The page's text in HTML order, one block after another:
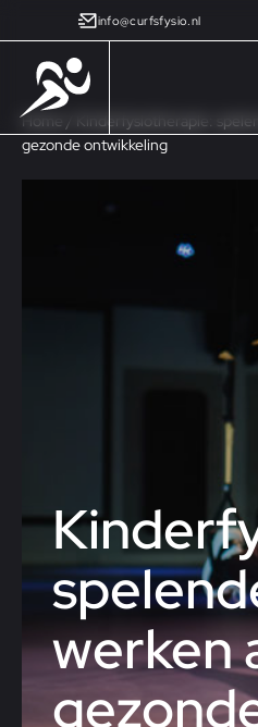
info@curfsfysio.nl
Home / Kinderfysiotherapie:
gezonde ontwikkeling
werken